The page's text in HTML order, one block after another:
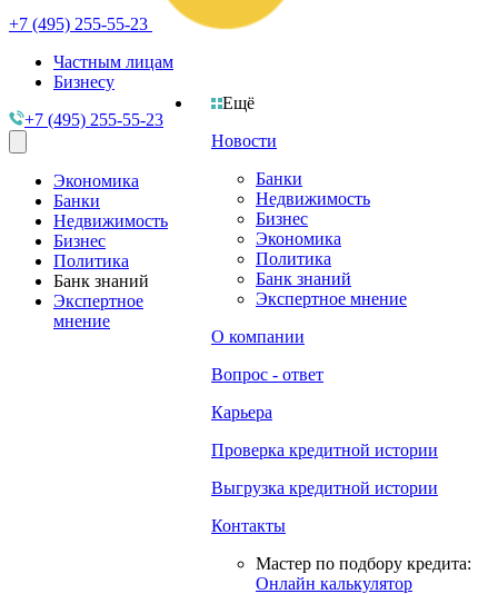
+7 (495) 255-55-23
Частным лицам
Бизнесу
Ещё
Новости
Банки
Недвижимость
Бизнес
Экономика
Политика
Банк знаний
Экспертное мнение
О компании
Вопрос - ответ
Карьера
Проверка кредитной истории
Выгрузка кредитной истории
Контакты
Мастер по подбору кредита:
Онлайн калькулятор
+7 (495) 255-55-23
Экономика
Банки
Недвижимость
Бизнес
Политика
Банк знаний
Экспертное
мнение